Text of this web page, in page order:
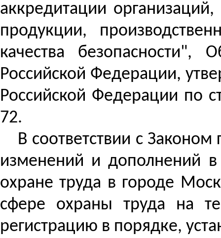
аккредитации
продукции,
качества
Российской Федерации,
Российской Федерации по
72.
В соответствии с
изменений и дополнений
охране труда в городе
сфере охраны труда на
регистрацию в порядке,